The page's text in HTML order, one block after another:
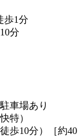
歩1分
分
車場あり
特）
歩10分）［約40